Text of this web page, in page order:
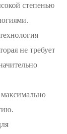
степенью
не требует